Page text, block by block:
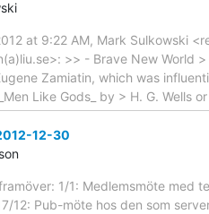
at 9:22 AM, Mark Sulkowski
>> - Brave New World
Zamiatin, which was
Like Gods_ by > H. G. Wells
12-30
1/1: Medlemsmöte med
12: Pub-möte hos den som